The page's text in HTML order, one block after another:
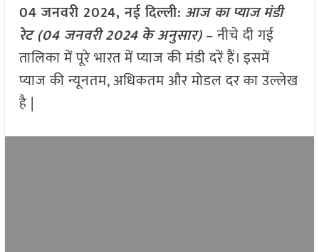
04 जनवरी 2024, नई दिल्ली: आज का प्याज मंडी
रेट (04 जनवरी2024 के अनुसार)– नीचे दी गई
तालिका में पूरे भारत में प्याज की मंडी दरें हैं। इसमें
प्याज की न्यूनतम, अधिकतम और मोडल दर का उल्लेख
है |